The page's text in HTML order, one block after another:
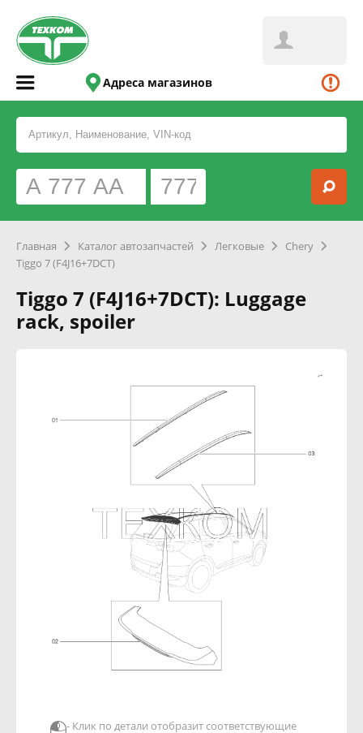
Адреса магазинов
Главная Каталог автозапчастей Легковые
Chery
Tiggo 7 (F4J16+7DCT)
Tiggo 7 (F4J16+7DCT): Luggage
rack, spoiler
- Клик по детали отобразит соответствующие